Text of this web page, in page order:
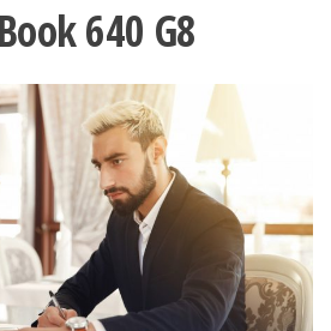
640 G8